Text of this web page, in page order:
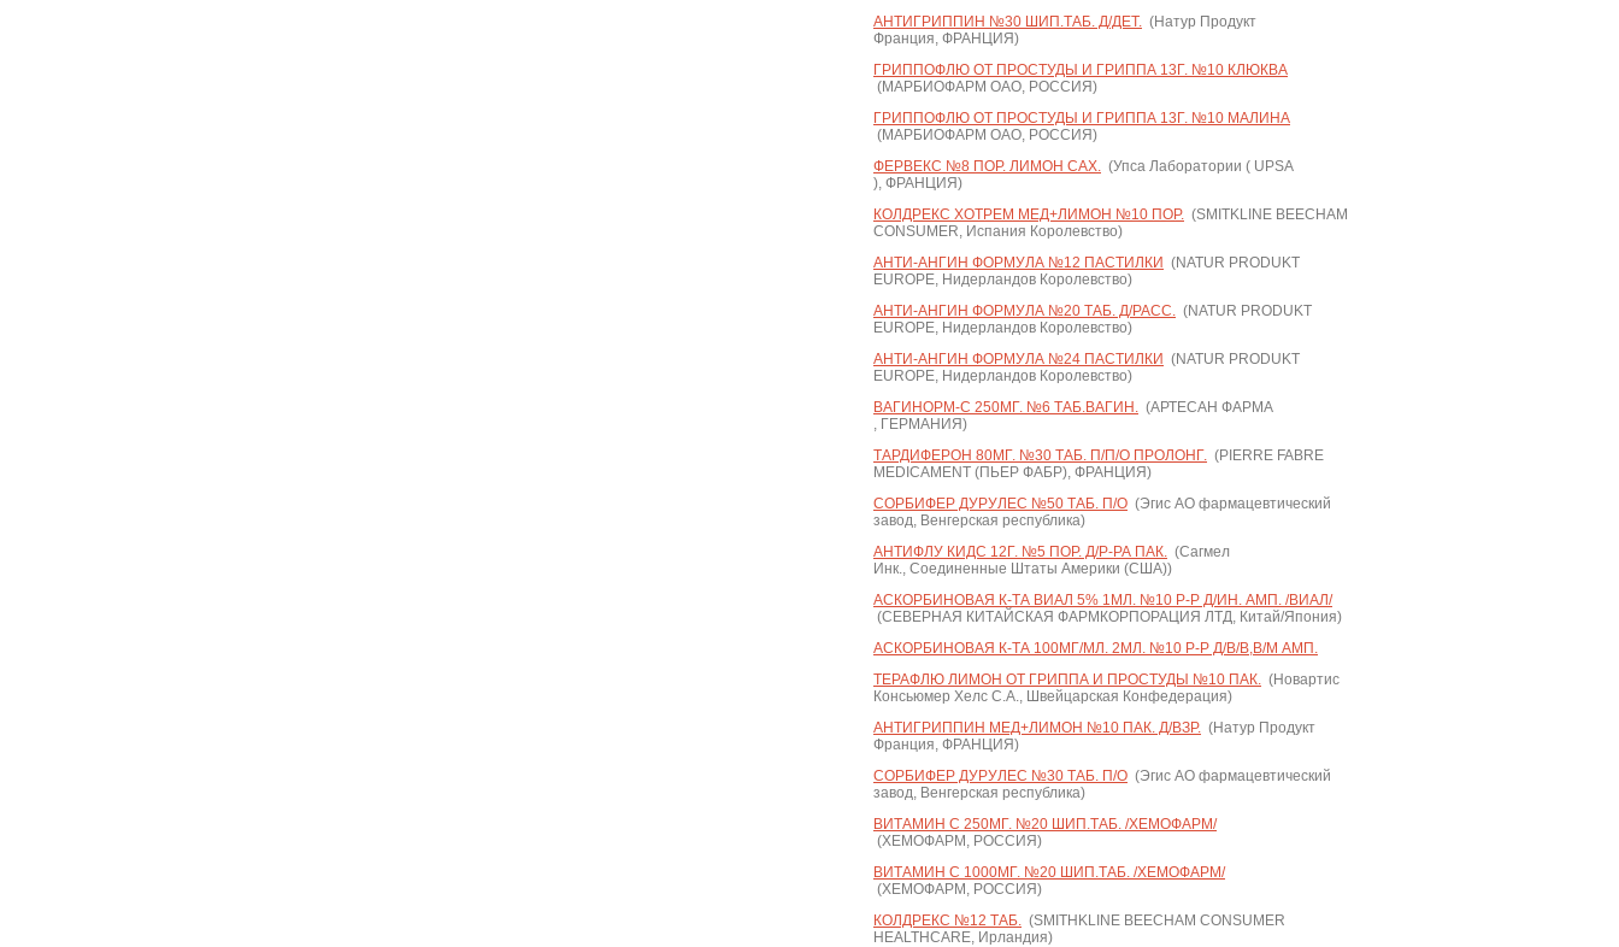
АНТИГРИППИН №30 ШИП.ТАБ. Д/ДЕТ. (Натур Продукт
Франция, ФРАНЦИЯ)
ГРИППОФЛЮ ОТ ПРОСТУДЫ И ГРИППА 13Г. №10 КЛЮКВА
(МАРБИОФАРМ ОАО, РОССИЯ)
ГРИППОФЛЮ ОТ ПРОСТУДЫ И ГРИППА 13Г. №10 МАЛИНА
(МАРБИОФАРМ ОАО, РОССИЯ)
ФЕРВЕКС №8 ПОР. ЛИМОН САХ. (Упса Лаборатории ( UPSA
), ФРАНЦИЯ)
КОЛДРЕКС ХОТРЕМ МЕД+ЛИМОН №10 ПОР. (SMITKLINE BEECHAM
CONSUMER, Испания Королевство)
АНТИ-АНГИН ФОРМУЛА №12 ПАСТИЛКИ (NATUR PRODUKT
EUROPE, Нидерландов Королевство)
АНТИ-АНГИН ФОРМУЛА №20 ТАБ. Д/РАСС. (NATUR PRODUKT
EUROPE, Нидерландов Королевство)
АНТИ-АНГИН ФОРМУЛА №24 ПАСТИЛКИ (NATUR PRODUKT
EUROPE, Нидерландов Королевство)
ВАГИНОРМ-С 250МГ. №6 ТАБ.ВАГИН. (АРТЕСАН ФАРМА
, ГЕРМАНИЯ)
ТАРДИФЕРОН 80МГ. №30 ТАБ. П/П/О ПРОЛОНГ. (PIERRE FABRE
MEDICAMENT (ПЬЕР ФАБР), ФРАНЦИЯ)
СОРБИФЕР ДУРУЛЕС №50 ТАБ. П/О (Эгис АО фармацевтический
завод, Венгерская республика)
АНТИФЛУ КИДС 12Г. №5 ПОР. Д/Р-РА ПАК. (Сагмел
Инк., Соединенные Штаты Америки (США))
АСКОРБИНОВАЯ К-ТА ВИАЛ 5% 1МЛ. №10 Р-Р Д/ИН. АМП. /ВИАЛ/
(СЕВЕРНАЯ КИТАЙСКАЯ ФАРМКОРПОРАЦИЯ ЛТД, Китай/Япония)
АСКОРБИНОВАЯ К-ТА 100МГ/МЛ. 2МЛ. №10 Р-Р Д/В/В,В/М АМП.
ТЕРАФЛЮ ЛИМОН ОТ ГРИППА И ПРОСТУДЫ №10 ПАК. (Новартис
Консьюмер Хелс С.А., Швейцарская Конфедерация)
АНТИГРИППИН МЕД+ЛИМОН №10 ПАК. Д/ВЗР. (Натур Продукт
Франция, ФРАНЦИЯ)
СОРБИФЕР ДУРУЛЕС №30 ТАБ. П/О (Эгис АО фармацевтический
завод, Венгерская республика)
ВИТАМИН С 250МГ. №20 ШИП.ТАБ. /ХЕМОФАРМ/
(ХЕМОФАРМ, РОССИЯ)
ВИТАМИН С 1000МГ. №20 ШИП.ТАБ. /ХЕМОФАРМ/
(ХЕМОФАРМ, РОССИЯ)
КОЛДРЕКС №12 ТАБ. (SMITHKLINE BEECHAM CONSUMER
HEALTHCARE, Ирландия)